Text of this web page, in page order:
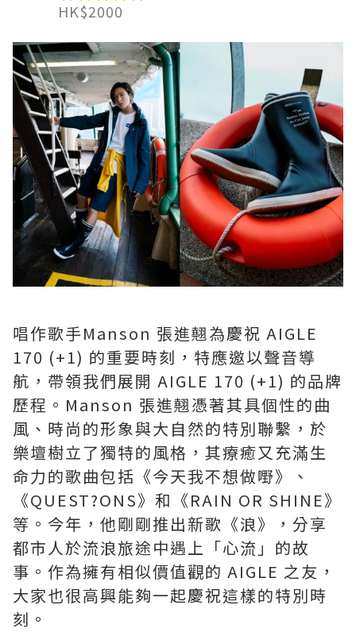
HK$2000
唱作歌手Manson 張進翹為慶祝 AIGLE
170 (+1) 的重要時刻，特應邀以聲音導
航，帶領我們展開 AIGLE 170 (+1) 的品牌
歷程。Manson 張進翹憑著其具個性的曲
風、時尚的形象與大自然的特別聯繫，於
樂壇樹立了獨特的風格，其療癒又充滿生
命力的歌曲包括《今天我不想做嘢》、
《QUEST?ONS》和《RAIN OR SHINE》
等。今年，他剛剛推出新歌《浪》，分享
都市人於流浪旅途中遇上「心流」的故
事。作為擁有相似價值觀的 AIGLE 之友，
大家也很高興能夠一起慶祝這樣的特別時
刻。